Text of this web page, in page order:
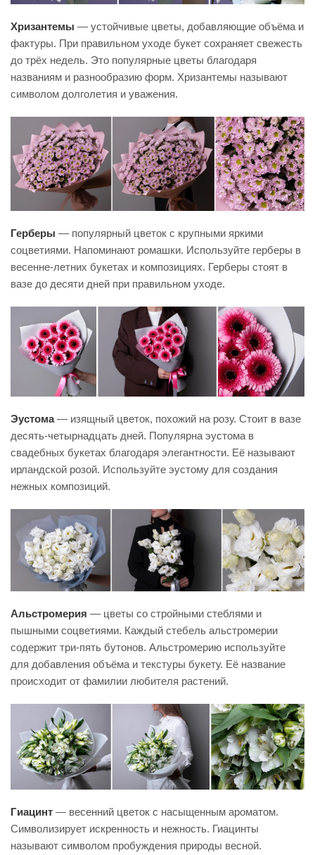
Хризантемы — устойчивые цветы, добавляющие объёма и
фактуры. При правильном уходе букет сохраняет свежесть
до трёх недель. Это популярные цветы благодаря
названиям и разнообразию форм. Хризантемы называют
символом долголетия и уважения.
Герберы — популярный цветок с крупными яркими
соцветиями. Напоминают ромашки. Используйте герберы в
весенне-летних букетах и композициях. Герберы стоят в
вазе до десяти дней при правильном уходе.
Эустома— изящный цветок, похожий на розу. Стоит в вазе
десять-четырнадцать дней. Популярна эустома в
свадебных букетах благодаря элегантности. Её называют
ирландской розой. Используйте эустому для создания
нежных композиций.
Альстромерия — цветы со стройными стеблями и
пышными соцветиями. Каждый стебель альстромерии
содержит три-пять бутонов. Альстромерию используйте
для добавления объёма и текстуры букету. Её название
происходит от фамилии любителя растений.
Гиацинт — весенний цветок с насыщенным ароматом.
Символизирует искренность и нежность. Гиацинты
называют символом пробуждения природы весной.